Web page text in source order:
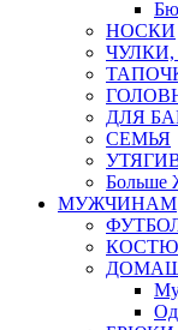
НОСКИ
ДЛЯ
СЕМЬЯ
МУЖЧИНАМ